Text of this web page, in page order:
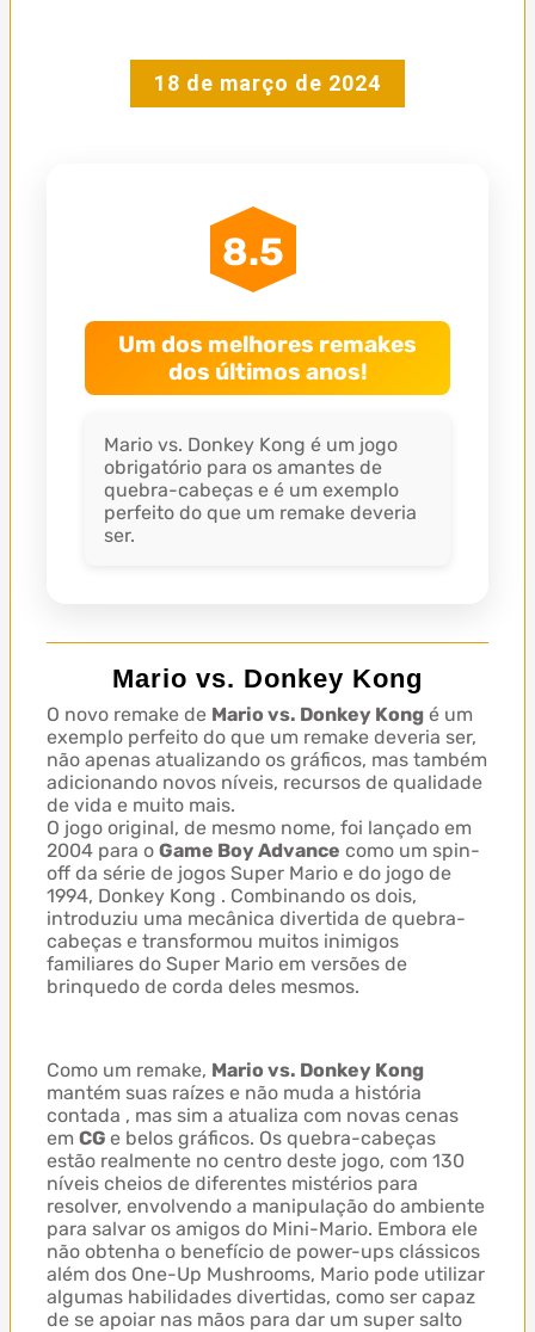
18 de março de 2024
8.5
Um dos melhores remakes
dos últimos anos!
Mario vs. Donkey Kong é um jogo
obrigatório para os amantes de
quebra-cabeças e é um exemplo
perfeito do que um remake deveria
ser.
Mario vs. Donkey Kong
O novo remake de Mario vs. Donkey Kong é um
exemplo perfeito do que um remake deveria ser,
não apenas atualizando os gráficos, mas também
adicionando novos níveis, recursos de qualidade
de vida e muito mais.
O jogo original, de mesmo nome, foi lançado em
2004 para o Game Boy Advance como um spin-
off da série de jogos Super Mario e do jogo de
1994, Donkey Kong . Combinando os dois,
introduziu uma mecânica divertida de quebra-
cabeças e transformou muitos inimigos
familiares do Super Mario em versões de
brinquedo de corda deles mesmos.
Como um remake, Mario vs. Donkey Kong
mantém suas raízes e não muda a história
contada , mas sim a atualiza com novas cenas
em CG e belos gráficos. Os quebra-cabeças
estão realmente no centro deste jogo, com 130
níveis cheios de diferentes mistérios para
resolver, envolvendo a manipulação do ambiente
para salvar os amigos do Mini-Mario. Embora ele
não obtenha o benefício de power-ups clássicos
além dos One-Up Mushrooms, Mario pode utilizar
algumas habilidades divertidas, como ser capaz
de se apoiar nas mãos para dar um super salto